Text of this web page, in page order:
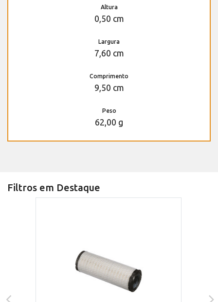
Altura
0,50 cm
Largura
7,60 cm
Comprimento
9,50 cm
Peso
62,00 g
Filtros em Destaque